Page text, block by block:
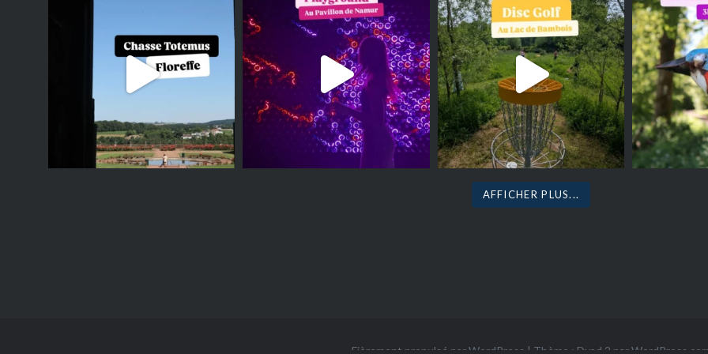
AFFICHER PLUS...
Fièrement propulsé par WordPress | Thème : Dyad 2 par